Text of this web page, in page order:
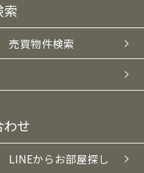
索
売買物件検索
わせ
LINEからお部屋探し